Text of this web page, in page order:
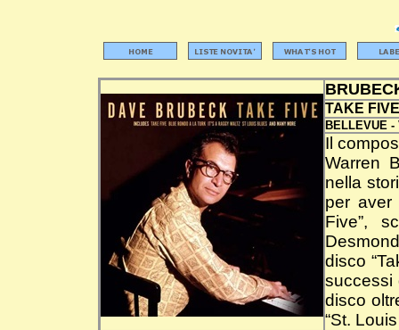
TAKE FIVE
BELLEVUE -
Il
Warren
nella
per aver
Five”,
disco
successi
disco
“St.